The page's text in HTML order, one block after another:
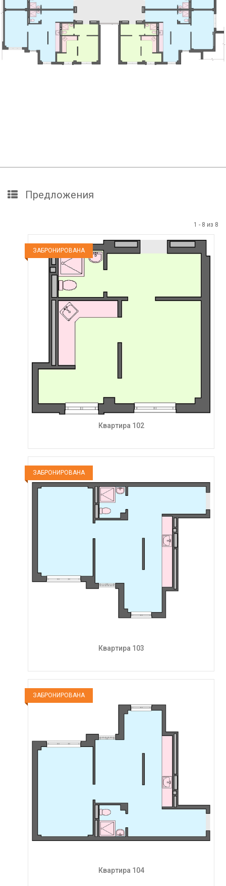
Предложения
1 - 8 из 8
ЗАБРОНИРОВАНА
Квартира 102
ЗАБРОНИРОВАНА
Квартира 103
ЗАБРОНИРОВАНА
Квартира 104